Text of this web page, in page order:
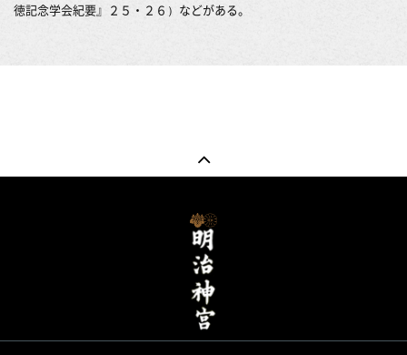
徳記念学会紀要』２５・２６）などがある。